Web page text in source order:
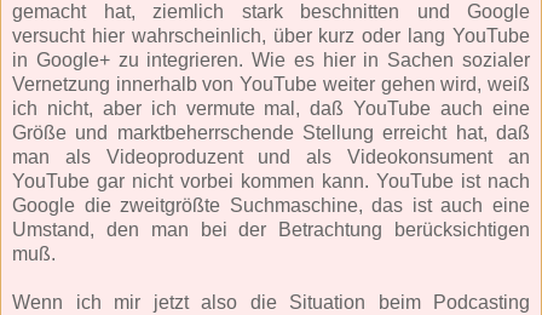
gemacht hat, ziemlich stark beschnitten und Google
versucht hier wahrscheinlich, über kurz oder lang YouTube
in Google+ zu integrieren. Wie es hier in Sachen sozialer
Vernetzung innerhalb von YouTube weiter gehen wird, weiß
ich nicht, aber ich vermute mal, daß YouTube auch eine
Größe und marktbeherrschende Stellung erreicht hat, daß
man als Videoproduzent und als Videokonsument an
YouTube gar nicht vorbei kommen kann. YouTube ist nach
Google die zweitgrößte Suchmaschine, das ist auch eine
Umstand, den man bei der Betrachtung berücksichtigen
muß.
Wenn ich mir jetzt also die Situation beim Podcasting